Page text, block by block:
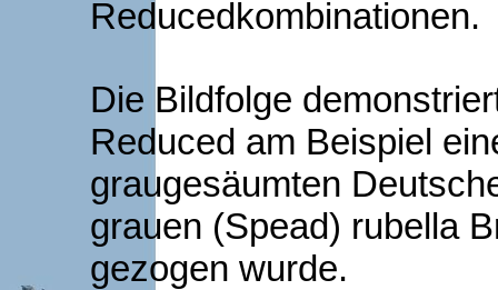
Reducedkombinationen.
Die Bildfolge
Reduced am Beispiel
graugesäumten
grauen (Spead) rubella
gezogen wurde.